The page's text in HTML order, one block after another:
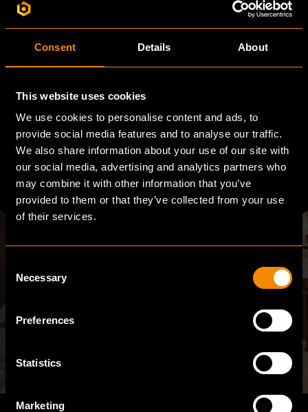
Consent Details About
This website uses cookies
We use cookies to personalise content and ads, to
provide social media features and to analyse our traffic.
We also share information about your use of our site with
our social media, advertising and analytics partners who
may combine it with other information that you’ve
provided to them or that they’ve collected from your use
of their services.
Selection
Necessary
Preferences
Statistics
Marketing
LET'S BUILD
TOGETHER
Let's connect